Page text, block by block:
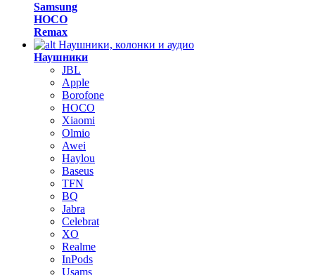
Samsung
HOCO
Remax
Наушники, колонки и аудио
Наушники
JBL
Apple
Borofone
HOCO
Xiaomi
Olmio
Awei
Haylou
Baseus
TFN
BQ
Jabra
Celebrat
XO
Realme
InPods
Usams